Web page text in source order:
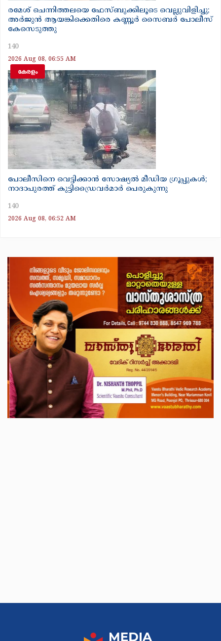
രമേശ് ചെന്നിത്തലയെ ഫേസ്ബുക്കിലൂടെ വെല്ലുവിളിച്ചു;
അർജുൻ ആയങ്കിക്കെതിരെ കണ്ണൂർ സൈബർ പോലീസ്
കേസെടുത്തു
140
2026 Aug 08, 06:55 AM
കേരളം
പോലീസിനെ വെട്ടിക്കാൻ സോഷ്യൽ മീഡിയ ഗ്രൂപ്പുകൾ;
നാദാപുരത്ത് കുട്ടിഡ്രൈവർമാർ പെരുകുന്നു
140
2026 Aug 08, 06:52 AM